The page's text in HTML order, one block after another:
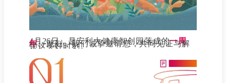
4月26日，是安利大健康智创园落成的一周
年。此刻，我们诚挚邀请您，共同见证与解
锁这美好时刻。